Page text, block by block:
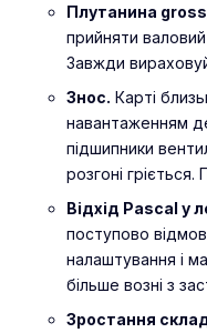
Плутанина
прийняти
Завжди
Знос. Карті
навантаженням
підшипники
розгоні
Відхід Pascal у
поступово
налаштування і
більше возні з
Зростання